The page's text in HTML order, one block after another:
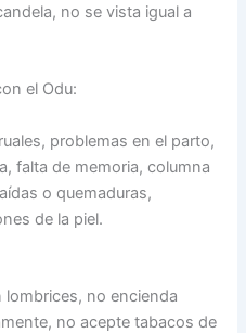
no se vista igual a
el Odu:
problemas en el parto,
falta de memoria, columna
o quemaduras,
de la piel.
no encienda
no acepte tabacos de